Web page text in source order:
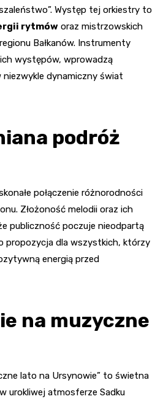
Występ tej orkiestry to
rytmów oraz mistrzowskich
Bałkanów. Instrumenty
występów, wprowadzą
dynamiczny świat
podróż
połączenie różnorodności
Złożoność melodii oraz ich
publiczność poczuje nieodpartą
propozycja dla wszystkich, którzy
energią przed
na muzyczne
lato na Ursynowie” to świetna
urokliwej atmosferze Sadku